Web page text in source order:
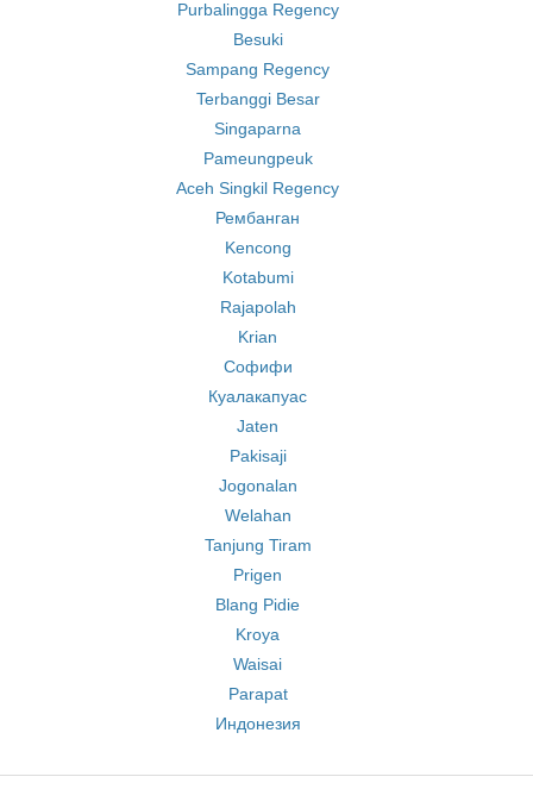
Purbalingga Regency
Besuki
Sampang Regency
Terbanggi Besar
Singaparna
Pameungpeuk
Aceh Singkil Regency
Рембанган
Kencong
Kotabumi
Rajapolah
Krian
Софифи
Куалакапуас
Jaten
Pakisaji
Jogonalan
Welahan
Tanjung Tiram
Prigen
Blang Pidie
Kroya
Waisai
Parapat
Индонезия